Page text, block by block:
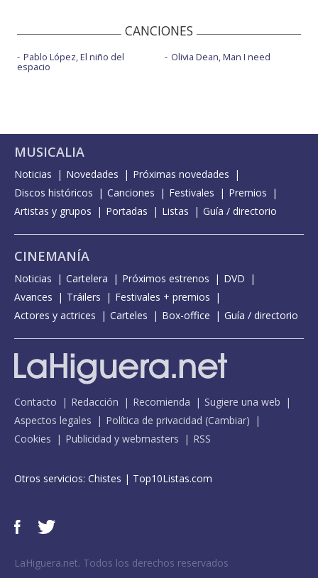
CANCIONES
Pablo López, El niño del
espacio
Olivia Dean, Man I need
MUSICALIA
Noticias Novedades
Próximas novedades
Discos históricos
Canciones Festivales
Premios
Artistas y grupos
Portadas Listas Guía / directorio
CINEMANÍA
Noticias Cartelera Próximos estrenos
DVD
Avances
Tráilers
Festivales + premios
Actores y actrices
Carteles Box-office Guía / directorio
Contacto Redacción Recomienda
Sugiere una web
Aspectos legales
Política de privacidad (Cambiar)
Cookies
Publicidad y webmasters RSS
Otros servicios: Chistes | Top10Listas.com
LaHiguera.net. Todos los derechos reservados